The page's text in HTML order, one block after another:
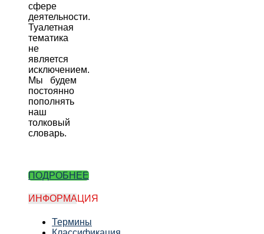
сфере
деятельности.
Туалетная
тематика
не
является
исключением.
Мы будем
постоянно
пополнять
наш
толковый
словарь.
ПОДРОБНЕЕ
ИНФОРМАЦИЯ
Термины